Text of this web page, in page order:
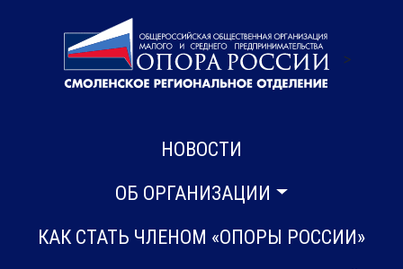
>
НОВОСТИ
ОБ ОРГАНИЗАЦИИ
КАК СТАТЬ ЧЛЕНОМ «ОПОРЫ РОССИИ»